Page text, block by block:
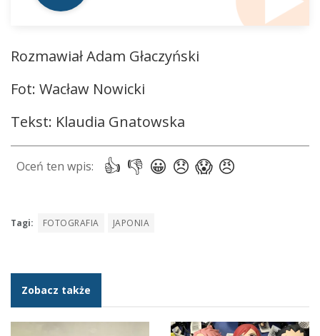
Rozmawiał Adam Głaczyński
Fot: Wacław Nowicki
Tekst: Klaudia Gnatowska
Tagi: FOTOGRAFIA JAPONIA
Zobacz także